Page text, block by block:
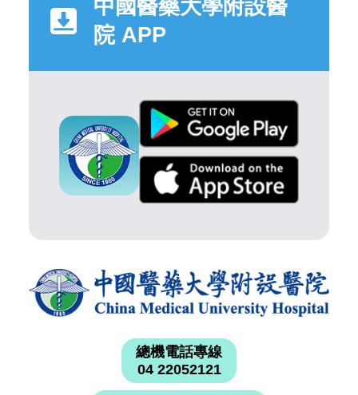
中國醫藥大學附設醫
院 APP
總機電話專線
04 22052121